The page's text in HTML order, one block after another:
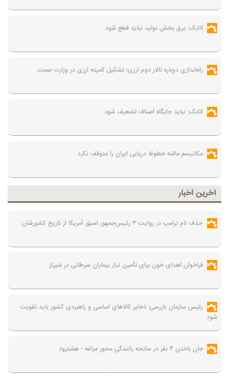
اتابک: برق بخش تولید نباید قطع شود
راه‌اندازی دوباره تالار دوم ارزی؛ تشکیل کمیته ارزی در وزارت صمت
اتابک: نباید جایگاه اصناف تضعیف شود
مکانیسم ماشه خطوط دریایی ایران را متوقف نکرد
آخرين اخبار
حذف نام ترامپ در روایت ۳ رئیس‌جمهور اسبق آمریکا از تاریخ کشورشان
فراخوان اهدای خون برای تأمین نیاز بیماران سرطانی در شیراز
رئیس سازمان بازرسی: ذخایر کالاهای اساسی و راهبردی کشور باید تقویت
شود
جان باختن ۴ نفر در سانحه رانندگی محور مراغه - هشترود